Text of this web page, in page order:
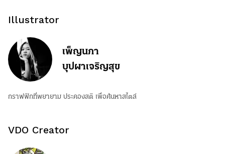
Illustrator
เพ็ญนภา
บุปผาเจริญสุข
กราฟฟิกที่พยายาม ประคองสติ เพื่อค้นหาสไตล์
VDO Creator